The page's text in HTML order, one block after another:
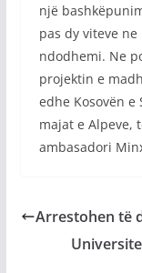
një
pas dy viteve
ndodhemi. Ne
projektin e
edhe Kosovën
majat e Alpeve,
ambasadori
Arrestohen të